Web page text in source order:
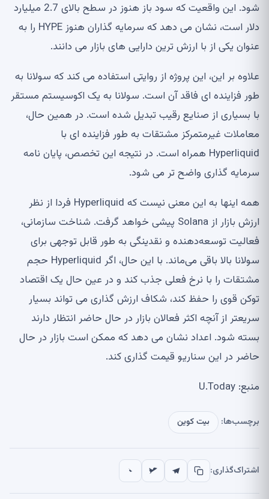
شود. این واقعیت که سود باز هنوز در سطح بالای 2.7 میلیارد
دلار است، نشان می دهد که سرمایه گذاران هنوز HYPE را به
عنوان یکی از با ارزش ترین دارایی های بازار می دانند.
علاوه بر این، این پروژه از روایتی استفاده می کند که سولانا به
طور فزاینده ای فاقد آن است. سولانا به یک اکوسیستم مستقر
با بسیاری از صنایع رقیب تبدیل شده است. در همین حال،
معاملات غیرمتمرکز مشتقات به طور فزاینده ای با
Hyperliquid همراه است. در نتیجه این تخصص، پایان نامه
سرمایه گذاری واضح تر می شود.
همه اینها به این معنی نیست که Hyperliquid فردا از نظر
ارزش بازار از Solana پیشی خواهد گرفت. شناخت سازمانی،
فعالیت توسعه‌دهنده و نقدینگی به طور قابل توجهی برای
سولانا بالا باقی می‌ماند. با این حال، اگر Hyperliquid حجم
مشتقات را با نرخ فعلی جذب کند و در عین حال یک اقتصاد
توکن قوی را حفظ کند، شکاف ارزش گذاری می تواند بسیار
سریعتر از آنچه اکثر فعالان بازار در حال حاضر انتظار دارند
بسته شود. اعداد نشان می دهد که ممکن است بازار در حال
حاضر در این سناریو قیمت گذاری کند.
منبع: U.Today
برچسب‌ها: بیت کوین
اشتراک‌گذاری: